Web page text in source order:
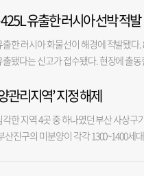
에 그늘이 진다. 경기 시간 태양의 위
’를 설치해 관람석 온도를 낮추고 있
해부터 더위 쉼터 4곳을 설치·운영하
유지하고 있다. 롯데 관계자는 “해가
다는 무거운 책임감을 느끼고 있다”
받아 다음 주에야 가늠할 수 있겠다
금 환급 처리 절차도 밟고 있다”고 덧
해명했다. 예식장 측 대응에도 일부
보는 등 피해가 계속되고 있다”며 “
혔다. 돌려차기 사건의 피해 당사자인
의가 묻혀서는 안된다고 강조했다. 김
이런 발언에 흔들릴 정도였다면 여기
자들은 117페이지에 달하는 개정안을
말했다. 일각에서 김 씨의 정치 성향
올랐다”며 “처음부터 정치성향 같은
자필로 쓴 편지 2장과 자신의 저서,
스포츠 체험을 한 번에 즐기는 대표적
화를 위해 축제가 필요하고, 절수형
역 중 한 곳이어서 지난 5일부터 산림
든다. 가뭄과 폭염으로 인한 전국적
함께 폭염 피해 상황 점검과 비상 용
는 용수 공급을 위한 현장 점검을 실시
유출한 러시아 선박 적발
한 러시아 화물선이 해경에 적발됐
됐다는 신고가 접수됐다. 현장에 출
박용 경유 약 425L가 유출된 것으로 파
관리지역’ 지정 해제
한 지역 4곳 중 하나였던 부산 사상
진구의 미분양이 각각 1300~1400세